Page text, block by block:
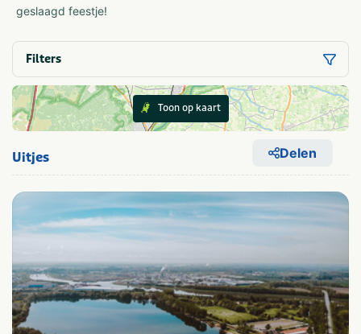
geslaagd feestje!
Filters
Toon op kaart
Uitjes Delen